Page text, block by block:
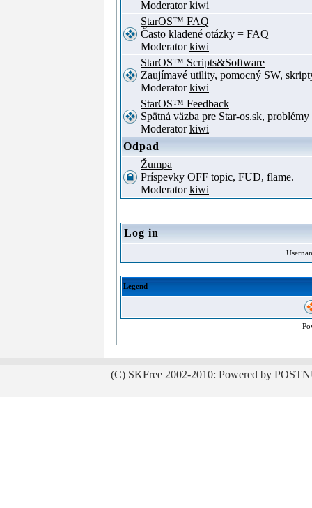
Moderatorkiwi
StarOS™ FAQ
Často kladené otázky = FAQ
Moderatorkiwi
StarOS™ Scripts&Software
Zaujímavé utility, pomocný SW,
Moderatorkiwi
StarOS™ Feedback
Spätná väzba pre Star-os.sk,
Moderatorkiwi
Odpad
Žumpa
Príspevky OFF topic, FUD, flame.
Moderatorkiwi
Log in
Legend
(C) SKFree 2002-2010: Powered by